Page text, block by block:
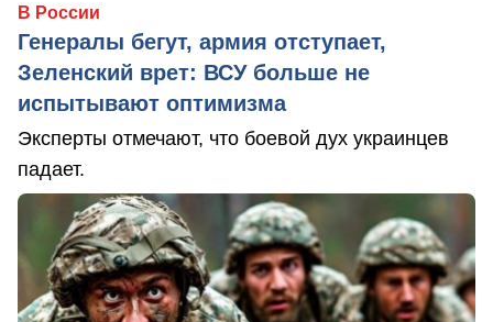
В России
Генералы бегут, армия отступает,
Зеленский врет: ВСУ больше не
испытывают оптимизма
Эксперты отмечают, что боевой дух украинцев
падает.